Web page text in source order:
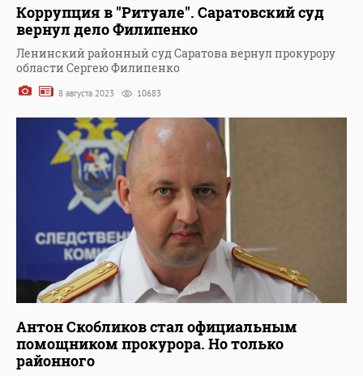
Коррупция в "Ритуале". Саратовский суд
вернул дело Филипенко
Ленинский районный суд Саратова вернул прокурору
области Сергею Филипенко
8 августа 2023 10683
Антон Скобликов стал официальным
помощником прокурора. Но только
районного